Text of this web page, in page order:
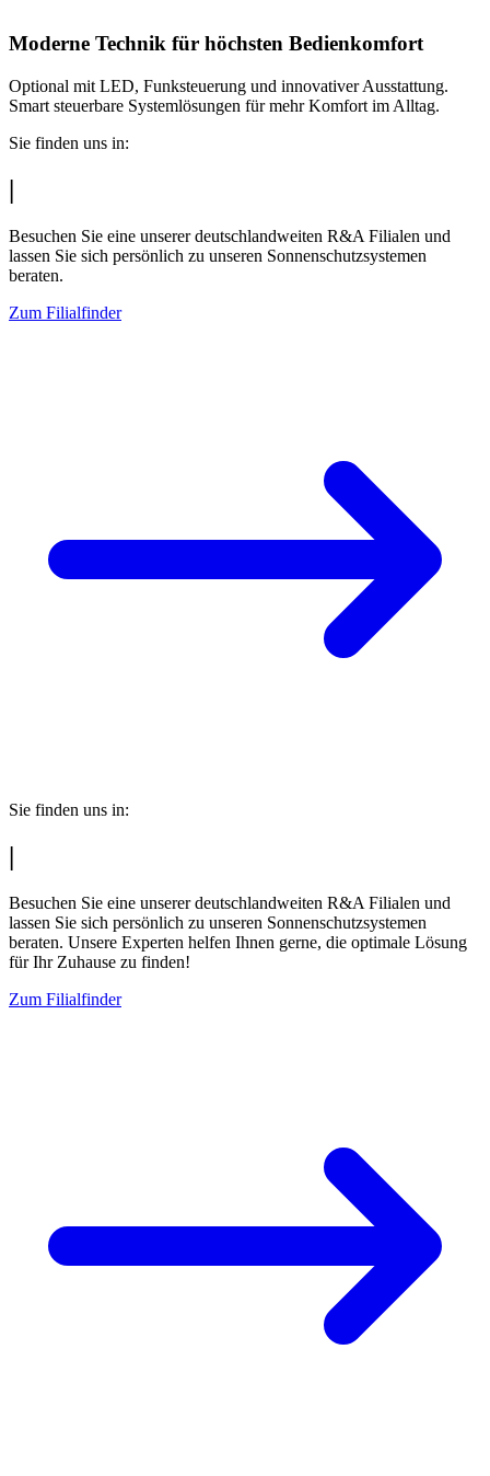
Moderne Technik für höchsten Bedienkomfort
Optional mit LED, Funksteuerung und innovativer Ausstattung.
Smart steuerbare Systemlösungen für mehr Komfort im Alltag.
Sie finden uns in:
|
Besuchen Sie eine unserer deutschlandweiten R&A Filialen und
lassen Sie sich persönlich zu unseren Sonnenschutzsystemen
beraten.
Zum Filialfinder
Sie finden uns in:
|
Besuchen Sie eine unserer deutschlandweiten R&A Filialen und
lassen Sie sich persönlich zu unseren Sonnenschutzsystemen
beraten. Unsere Experten helfen Ihnen gerne, die optimale Lösung
für Ihr Zuhause zu finden!
Zum Filialfinder